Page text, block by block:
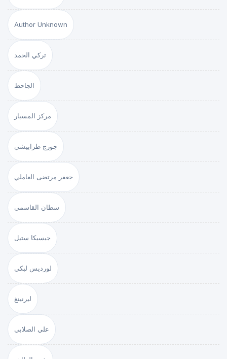
Author Unknown
تركي الحمد
الجاحظ
مركز المسبار
جورج طرابيشي
جعفر مرتضى العاملي
سطان القاسمي
جيسيكا ستيل
لورديس لبكي
ليرنينغ
علي الصلابي